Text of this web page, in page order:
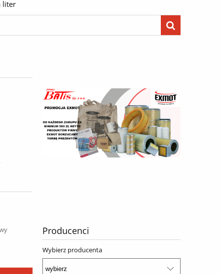
liter
Producenci
Wybierz producenta